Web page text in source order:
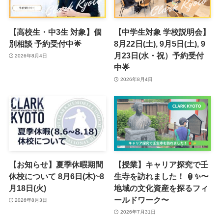
【高校生・中3生 対象】個
別相談 予約受付中🌟
2026年8月4日
【中学生対象 学校説明会】
8月22日(土), 9月5日(土), 9
月23日(水・祝）予約受付
中🌟
2026年8月4日
【お知らせ】夏季休暇期間
休校について 8月6日(木)~8
月18日(火)
2026年8月3日
【授業】キャリア探究で壬
生寺を訪れました！ 🏮✨〜
地域の文化資産を探るフィ
ールドワーク〜
2026年7月31日